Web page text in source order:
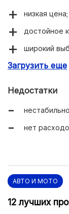
низкая цена;
достойное
широкий
Загрузить еще
Недостатки
нет
АВТО И МОТО
12 лучших